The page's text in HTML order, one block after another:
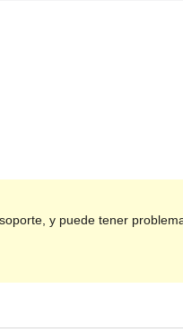
y puede tener